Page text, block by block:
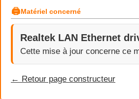
🖨Matériel concerné
Realtek LAN Ethernet
Cette mise à jour concerne ce
← Retour page constructeur